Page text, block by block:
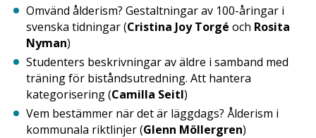
Omvänd ålderism? Gestaltningar av 100-åringar i
svenska tidningar (Cristina Joy Torgé och Rosita
Nyman)
Studenters beskrivningar av äldre i samband med
träning för biståndsutredning. Att hantera
kategorisering (Camilla Seitl)
Vem bestämmer när det är läggdags? Ålderism i
kommunala riktlinjer (Glenn Möllergren)